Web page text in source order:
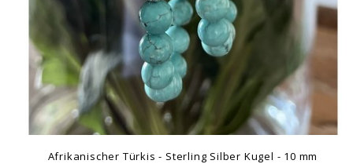
Afrikanischer Türkis - Sterling Silber Kugel - 10 mm